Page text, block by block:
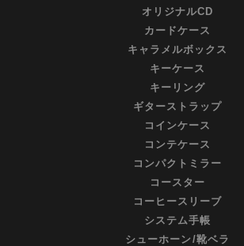
オリジナルCD
カードケース
キャラメルボックス
キーケース
キーリング
ギターストラップ
コインケース
コンテケース
コンパクトミラー
コースター
コーヒースリーブ
システム手帳
シューホーン/靴ベラ